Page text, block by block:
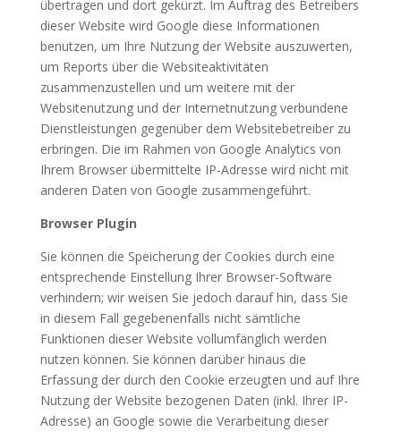
übertragen und dort gekürzt. Im Auftrag des Betreibers
dieser Website wird Google diese Informationen
benutzen, um Ihre Nutzung der Website auszuwerten,
um Reports über die Websiteaktivitäten
zusammenzustellen und um weitere mit der
Websitenutzung und der Internetnutzung verbundene
Dienstleistungen gegenüber dem Websitebetreiber zu
erbringen. Die im Rahmen von Google Analytics von
Ihrem Browser übermittelte IP-Adresse wird nicht mit
anderen Daten von Google zusammengeführt.
Browser Plugin
Sie können die Speicherung der Cookies durch eine
entsprechende Einstellung Ihrer Browser-Software
verhindern; wir weisen Sie jedoch darauf hin, dass Sie
in diesem Fall gegebenenfalls nicht sämtliche
Funktionen dieser Website vollumfänglich werden
nutzen können. Sie können darüber hinaus die
Erfassung der durch den Cookie erzeugten und auf Ihre
Nutzung der Website bezogenen Daten (inkl. Ihrer IP-
Adresse) an Google sowie die Verarbeitung dieser